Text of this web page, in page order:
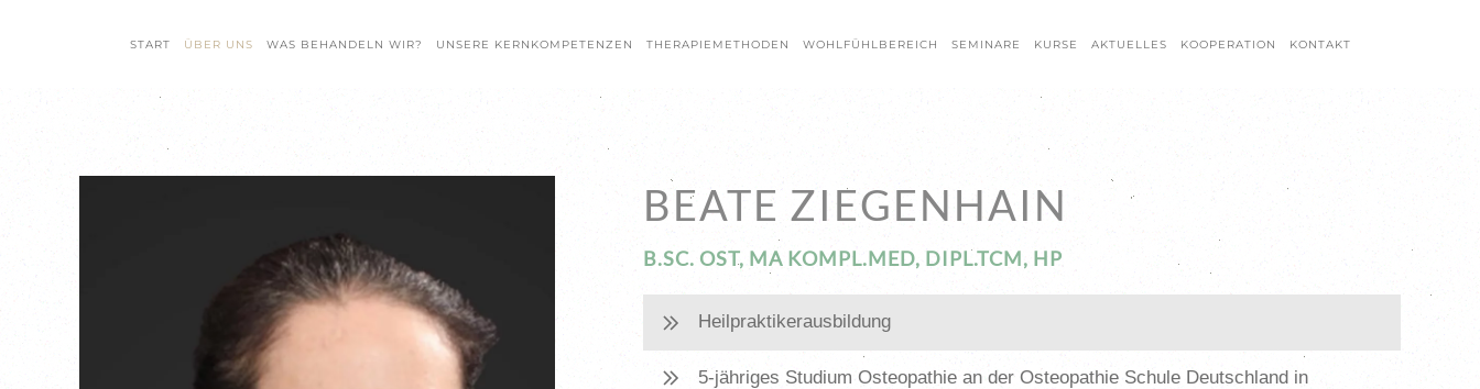
START ÜBER UNS WAS BEHANDELN WIR? UNSERE KERNKOMPETENZEN THERAPIEMETHODEN WOHLFÜHLBEREICH SEMINARE KURSE AKTUELLES KOOPERATION KONTAKT
BEATE ZIEGENHAIN
B.SC. OST, MA KOMPL.MED, DIPL.TCM, HP
Heilpraktikerausbildung
5-jähriges Studium Osteopathie an der Osteopathie Schule Deutschland in